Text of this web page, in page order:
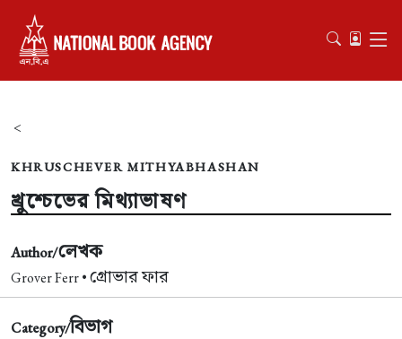
<
KHRUSCHEVER MITHYABHASHAN
খ্রুশ্চেভের মিথ্যাভাষণ
Author/লেখক
Grover Ferr •গ্রোভার ফার
Category/বিভাগ